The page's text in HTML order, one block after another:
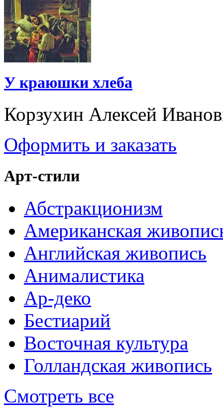
У краюшки хлеба
Корзухин Алексей
Оформить и заказать
Арт-стили
Абстракционизм
Американская
Английская живопись
Анималистика
Ар-деко
Бестиарий
Восточная культура
Голландская живопись
Смотреть все